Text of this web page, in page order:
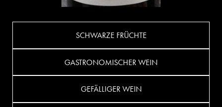
SCHWARZE FRÜCHTE
GASTRONOMISCHER WEIN
GEFÄLLIGER WEIN